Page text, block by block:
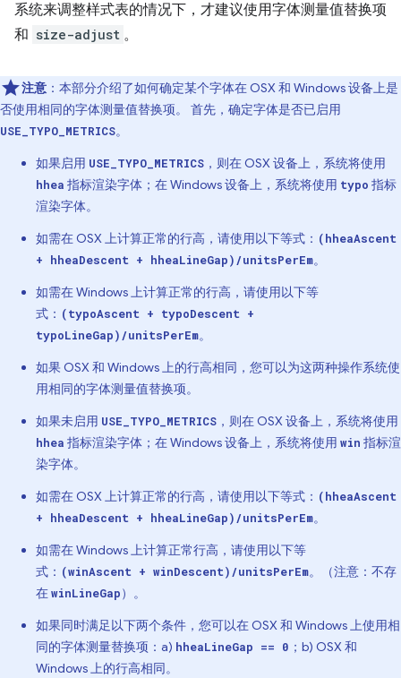
系统来调整样式表的情况下，才建议使用字体测量值替换项
和 size-adjust 。
注意 ：本部分介绍了如何确定某个字体在 OSX 和 Windows 设备上是
否使用相同的字体测量值替换项。 首先，确定字体是否已启用
USE_TYPO_METRICS。
如果启用 USE_TYPO_METRICS ，则在 OSX 设备上，系统将使用
hhea 指标渲染字体；在 Windows 设备上，系统将使用 typo 指标
渲染字体。
如需在 OSX 上计算正常的行高，请使用以下等式： (hheaAscent
+ hheaDescent + hheaLineGap)/unitsPerEm。
如需在 Windows 上计算正常的行高，请使用以下等
式： (typoAscent + typoDescent +
typoLineGap)/unitsPerEm。
如果 OSX 和 Windows 上的行高相同，您可以为这两种操作系统使
用相同的字体测量值替换项。
如果未启用 USE_TYPO_METRICS ，则在 OSX 设备上，系统将使用
hhea 指标渲染字体；在 Windows 设备上，系统将使用 win 指标渲
染字体。
如需在 OSX 上计算正常的行高，请使用以下等式： (hheaAscent
+ hheaDescent + hheaLineGap)/unitsPerEm。
如需在 Windows 上计算正常行高，请使用以下等
式： (winAscent + winDescent)/unitsPerEm。（注意：不存
在winLineGap）。
如果同时满足以下两个条件，您可以在 OSX 和 Windows 上使用相
同的字体测量替换项：a) hheaLineGap == 0 ；b) OSX 和
Windows 上的行高相同。